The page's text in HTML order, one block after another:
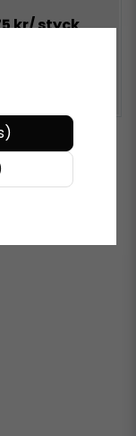
kr/ styck
VARUKORGEN